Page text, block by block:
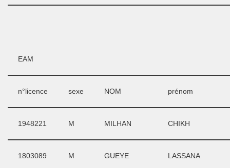
EAM
n°licence sexe NOM prénom
1948221 M MILHAN CHIKH
1803089 M GUEYE LASSANA